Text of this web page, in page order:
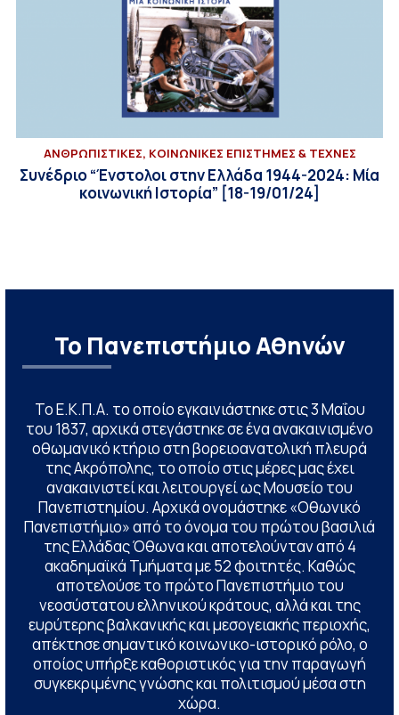
ΑΝΘΡΩΠΙΣΤΙΚΕΣ, ΚΟΙΝΩΝΙΚΕΣ ΕΠΙΣΤΗΜΕΣ & ΤΕΧΝΕΣ
Συνέδριο “Ένστολοι στην Ελλάδα 1944-2024: Μία
κοινωνική Ιστορία” [18-19/01/24]
Το Πανεπιστήμιο Αθηνών
Το Ε.Κ.Π.Α. το οποίο εγκαινιάστηκε στις 3 Μαΐου
του 1837, αρχικά στεγάστηκε σε ένα ανακαινισμένο
οθωμανικό κτήριο στη βορειοανατολική πλευρά
της Ακρόπολης, το οποίο στις μέρες μας έχει
ανακαινιστεί και λειτουργεί ως Μουσείο του
Πανεπιστημίου. Αρχικά ονομάστηκε «Οθωνικό
Πανεπιστήμιο» από το όνομα του πρώτου βασιλιά
της Ελλάδας Όθωνα και αποτελούνταν από 4
ακαδημαϊκά Τμήματα με 52 φοιτητές. Καθώς
αποτελούσε το πρώτο Πανεπιστήμιο του
νεοσύστατου ελληνικού κράτους, αλλά και της
ευρύτερης βαλκανικής και μεσογειακής περιοχής,
απέκτησε σημαντικό κοινωνικο-ιστορικό ρόλο, ο
οποίος υπήρξε καθοριστικός για την παραγωγή
συγκεκριμένης γνώσης και πολιτισμού μέσα στη
χώρα.